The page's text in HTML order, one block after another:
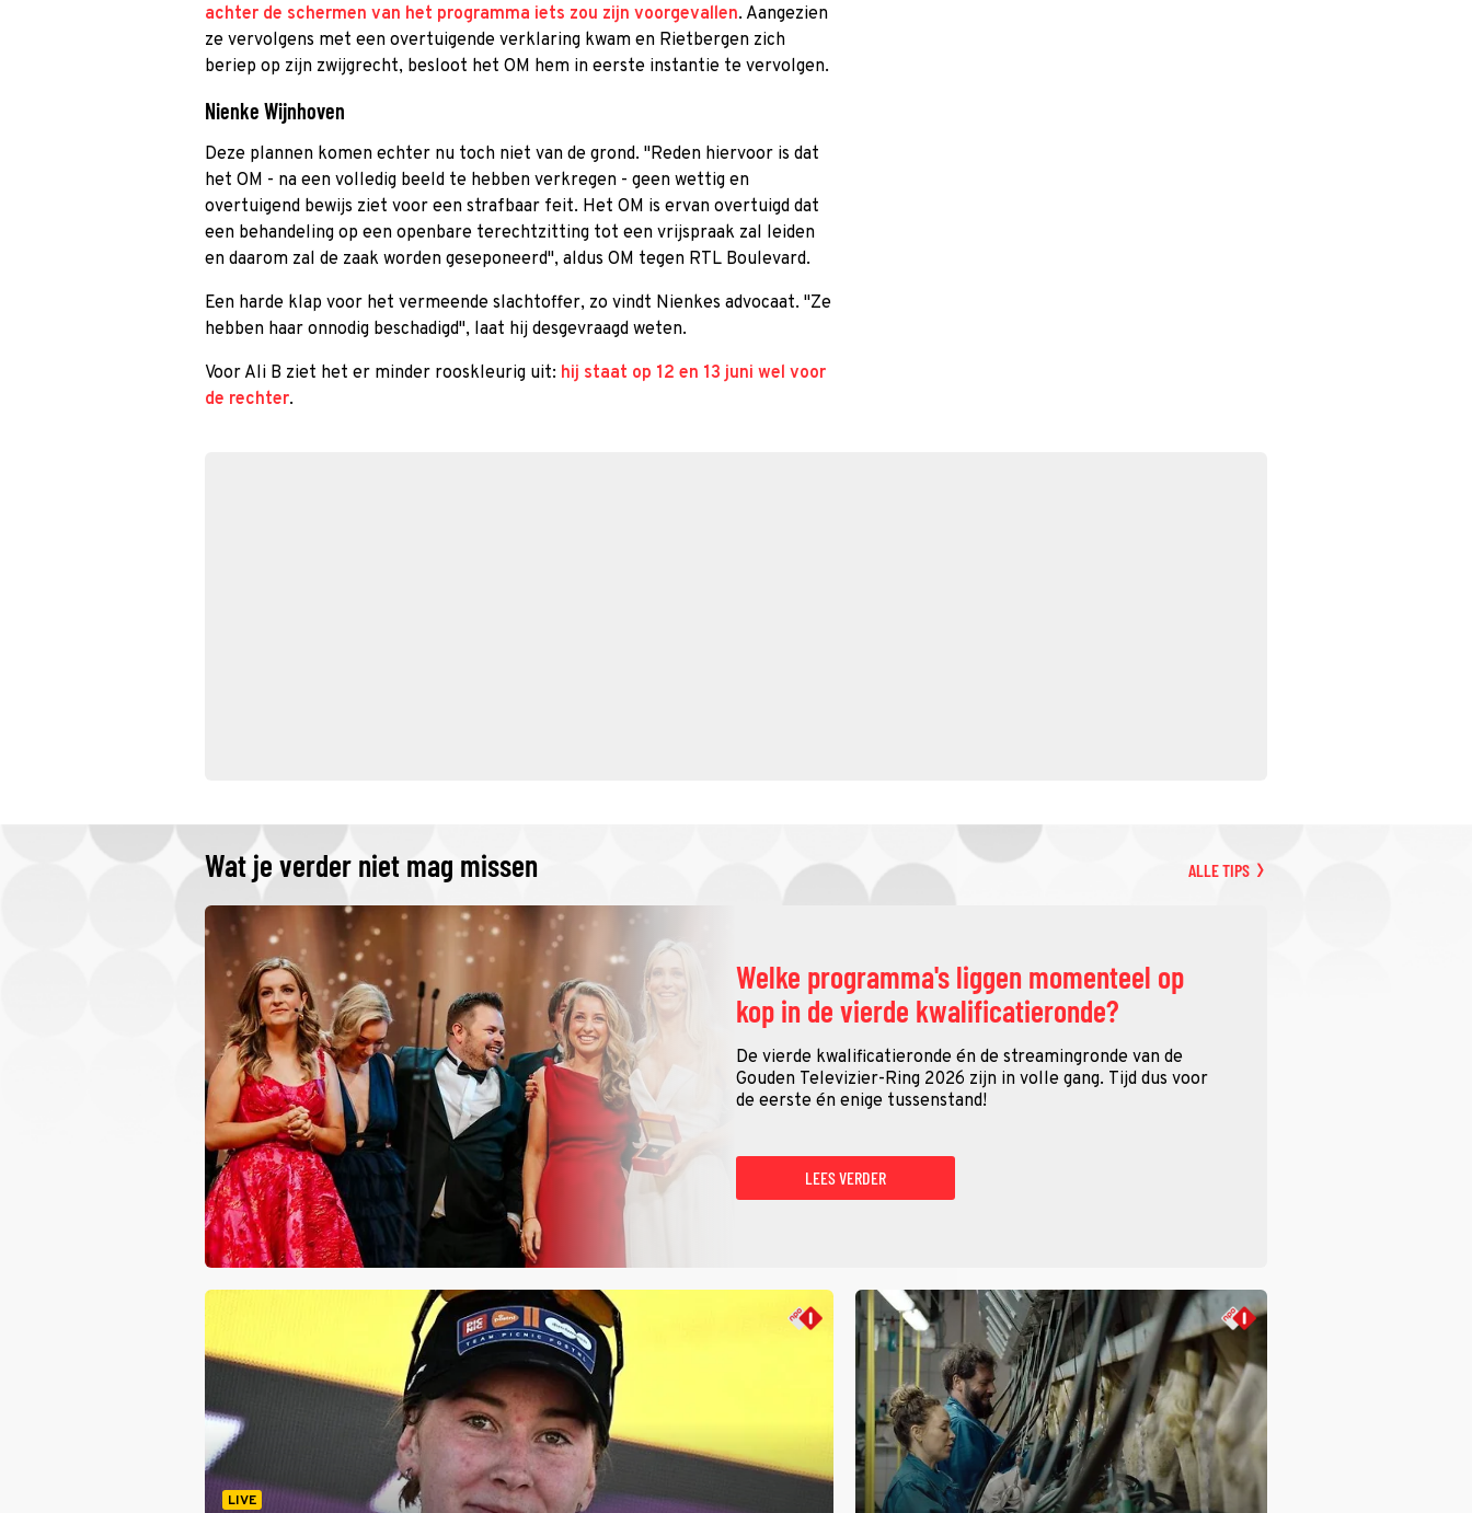
achter de schermen van het programma iets zou zijn voorgevallen. Aangezien
ze vervolgens met een overtuigende verklaring kwam en Rietbergen zich
beriep op zijn zwijgrecht, besloot het OM hem in eerste instantie te vervolgen.
Nienke Wijnhoven
Deze plannen komen echter nu toch niet van de grond. "Reden hiervoor is dat
het OM - na een volledig beeld te hebben verkregen - geen wettig en
overtuigend bewijs ziet voor een strafbaar feit. Het OM is ervan overtuigd dat
een behandeling op een openbare terechtzitting tot een vrijspraak zal leiden
en daarom zal de zaak worden geseponeerd", aldus OM tegen RTL Boulevard.
Een harde klap voor het vermeende slachtoffer, zo vindt Nienkes advocaat. "Ze
hebben haar onnodig beschadigd", laat hij desgevraagd weten.
Voor Ali B ziet het er minder rooskleurig uit: hij staat op 12 en 13 juni wel voor
de rechter.
Wat je verder niet mag missen ALLE TIPS
Welke programma's liggen momenteel op
kop in de vierde kwalificatieronde?
De vierde kwalificatieronde én de streamingronde van de
Gouden Televizier-Ring 2026 zijn in volle gang. Tijd dus voor
de eerste én enige tussenstand!
LEES VERDER
LIVE